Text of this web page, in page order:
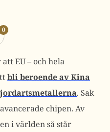
0
EU – och hela
bli beroende av Kina
. Sak
chipen. Av
i världen så står